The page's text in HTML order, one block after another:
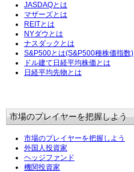
JASDAQとは
マザーズとは
REITとは
NYダウとは
ナスダックとは
S&P500とは(S&P500種株価指数)
ドル建て日経平均株価とは
日経平均先物とは
市場のプレイヤーを把握しよう
市場のプレイヤーを把握しよう
外国人投資家
ヘッジファンド
機関投資家